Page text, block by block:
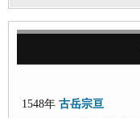
1548年 古岳宗亘